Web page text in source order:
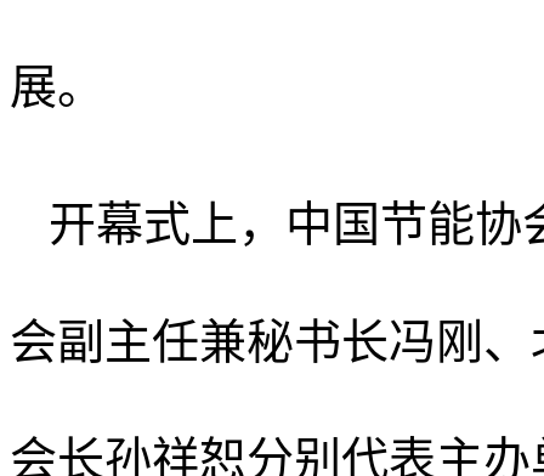
展。
开幕式上，中国节能
会副主任兼秘书长冯刚
会长孙祥恕分别代表主